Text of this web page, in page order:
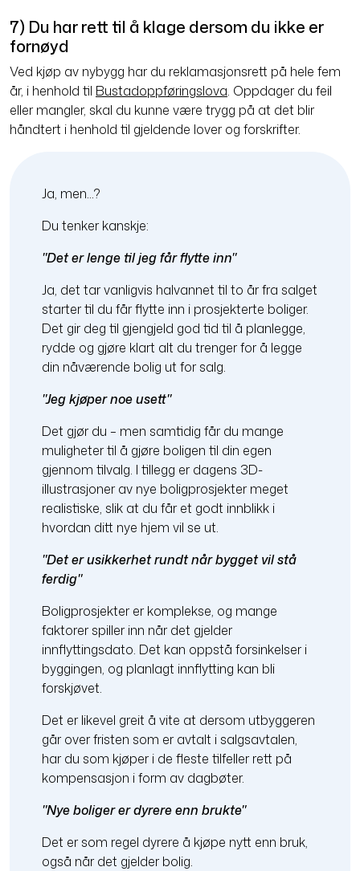
7) Du har rett til å klage dersom du ikke er
fornøyd
Ved kjøp av nybygg har du reklamasjonsrett på hele fem
år, i henhold til Bustadoppføringslova. Oppdager du feil
eller mangler, skal du kunne være trygg på at det blir
håndtert i henhold til gjeldende lover og forskrifter.
Ja, men...?
Du tenker kanskje:
"Det er lenge til jeg får flytte inn"
Ja, det tar vanligvis halvannet til to år fra salget
starter til du får flytte inn i prosjekterte boliger.
Det gir deg til gjengjeld god tid til å planlegge,
rydde og gjøre klart alt du trenger for å legge
din nåværende bolig ut for salg.
"Jeg kjøper noe usett"
Det gjør du – men samtidig får du mange
muligheter til å gjøre boligen til din egen
gjennom tilvalg. I tillegg er dagens 3D-
illustrasjoner av nye boligprosjekter meget
realistiske, slik at du får et godt innblikk i
hvordan ditt nye hjem vil se ut.
"Det er usikkerhet rundt når bygget vil stå
ferdig"
Boligprosjekter er komplekse, og mange
faktorer spiller inn når det gjelder
innflyttingsdato. Det kan oppstå forsinkelser i
byggingen, og planlagt innflytting kan bli
forskjøvet.
Det er likevel greit å vite at dersom utbyggeren
går over fristen som er avtalt i salgsavtalen,
har du som kjøper i de fleste tilfeller rett på
kompensasjon i form av dagbøter.
"Nye boliger er dyrere enn brukte"
Det er som regel dyrere å kjøpe nytt enn bruk,
også når det gjelder bolig.